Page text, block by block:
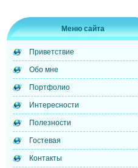
Меню сайта
Приветствие
Обо мне
Портфолио
Интересности
Полезности
Гостевая
Контакты